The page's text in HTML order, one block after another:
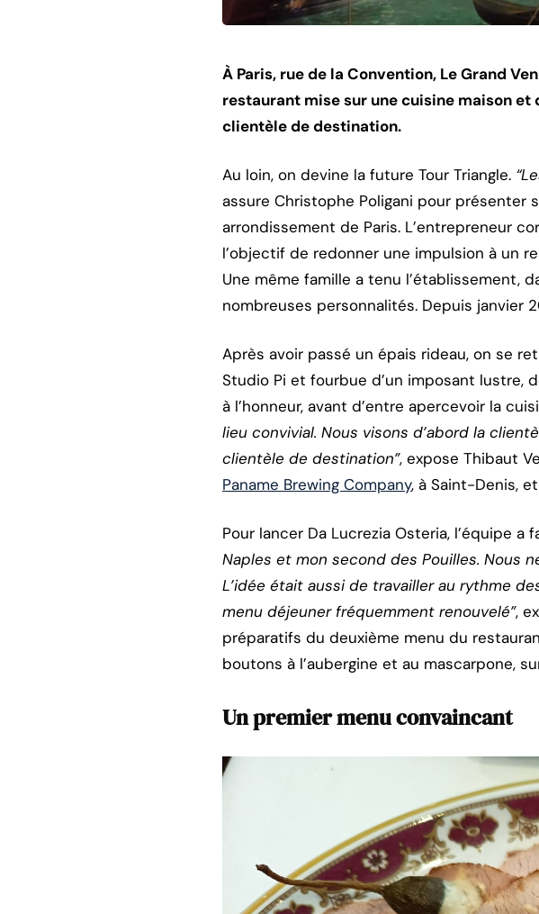
À Paris, rue de la Convention, Le Grand
restaurant mise sur une cuisine maison et
clientèle de destination.
Au loin, on devine la future Tour Triangle.
assure Christophe Poligani pour présenter
arrondissement de Paris. L’entrepreneur
l’objectif de redonner une impulsion à un
Une même famille a tenu l’établissement,
nombreuses personnalités. Depuis janvier
Après avoir passé un épais rideau, on se
Studio Pi et fourbue d’un imposant lustre,
à l’honneur, avant d’entre apercevoir la
lieu convivial. Nous visons d’abord la
clientèle de destination”, expose Thibaut
Paname Brewing Company, à Saint-Denis,
Pour lancer Da Lucrezia Osteria, l’équipe
Naples et mon second des Pouilles. Nous
L’idée était aussi de travailler au rythme
menu déjeuner fréquemment renouvelé”,
préparatifs du deuxième menu du
boutons à l’aubergine et au mascarpone,
Un premier menu convaincant